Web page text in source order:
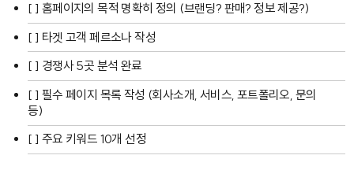
[ ] 홈페이지의 목적 명확히 정의 (브랜딩? 판매? 정보 제공?)
[ ] 타겟 고객 페르소나 작성
[ ] 경쟁사 5곳 분석 완료
[ ] 필수 페이지 목록 작성 (회사소개, 서비스, 포트폴리오, 문의
등)
[ ] 주요 키워드 10개 선정